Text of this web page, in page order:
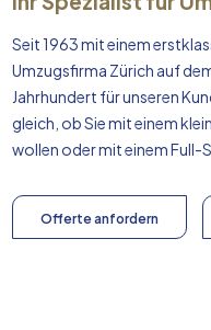
Seit 1963 mit einem
Umzugsfirma Zürich auf
Jahrhundert für unseren
gleich, ob Sie mit einem
wollen oder mit einem Full-
Offerte anfordern